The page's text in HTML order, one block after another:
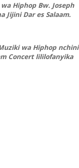
Hiphop Bw. Joseph
Jijini Dar es Salaam.
wa Hiphop nchini
Concert lililofanyika